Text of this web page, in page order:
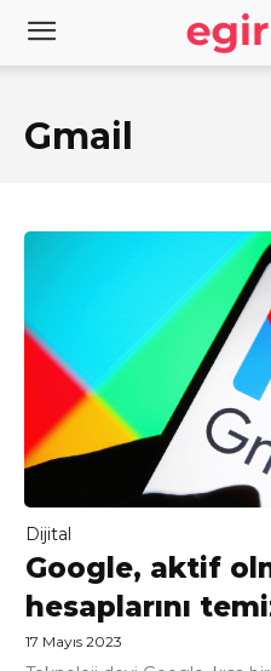
Gmail
Dijital
Google, aktif
hesaplarını
17 Mayıs 2023